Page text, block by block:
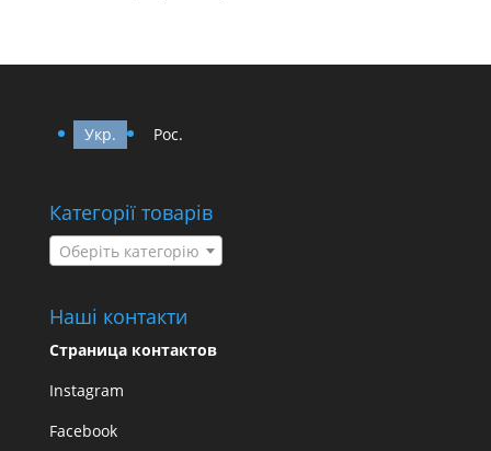
Укр. Рос.
Категорії товарів
Оберіть категорію
Наші контакти
Страница контактов
Instagram
Facebook